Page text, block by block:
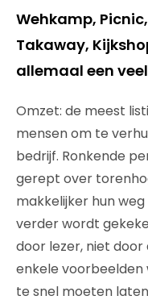
Wehkamp,
Takaway,
allemaal een
Omzet: de meest
mensen om te
bedrijf. Ronkende
gerept over
makkelijker hun
verder wordt
door lezer, niet door
enkele voorbeelden
te snel moeten